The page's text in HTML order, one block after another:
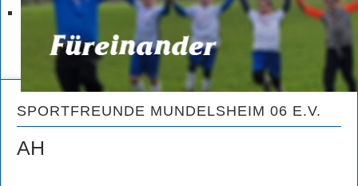
SPORTFREUNDE MUNDELSHEIM 06 E.V.
AH